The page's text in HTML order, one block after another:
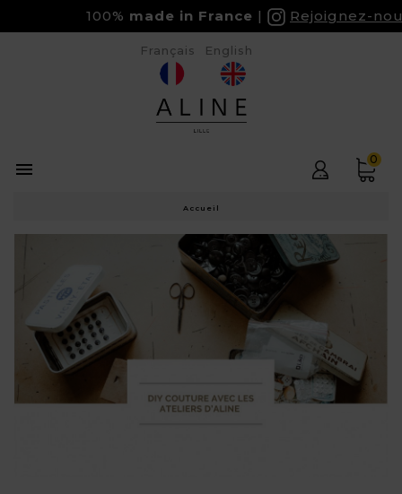
100% made in France Rejoignez-nous
 0
Français English
Accueil